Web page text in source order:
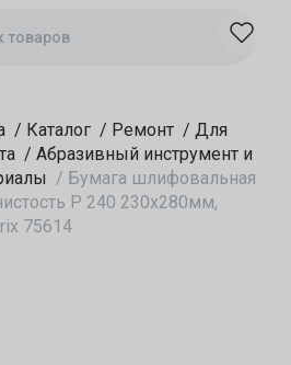
/ Каталог / Ремонт / Для
/ Абразивный инструмент и
/ Бумага шлифовальная
Р 240 230х280мм,
75614
Matrix